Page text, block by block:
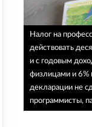
Налог на
действовать
и с годовым
физлицами и 6%
декларации не
программисты,